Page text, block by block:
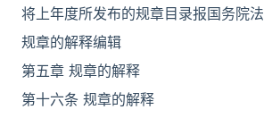
将上年度所发布的规章目录报国务院法
规章的解释编辑
第五章 规章的解释
第十六条 规章的解释